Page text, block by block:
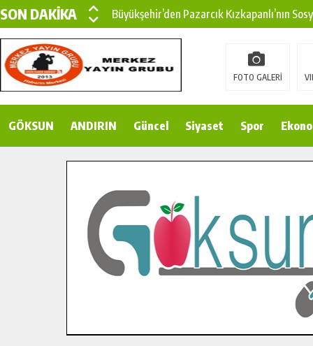
SON DAKİKA
Büyükşehir’den Pazarcık Kızkapanlı’nın
Büyükşehir’den Pazarcık Kırsalına Modern
Çin’den KSÜ’ye Uluslararası Başarı:
Gençler Pusula Maraş Kampında Yeni
İlçe Jandarma Komutanı Karakaya’dan
Bertiz’in Yeni Köprüsünde Sona Doğru.
FOTO GALERİ
GÖKSUN ANDIRIN Güncel Siyaset Spor